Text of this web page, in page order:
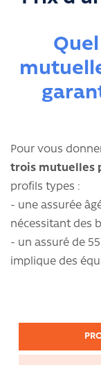
Pour vous
trois mutuelles
profils types :
- une assurée
nécessitant des
- un assuré de
implique des